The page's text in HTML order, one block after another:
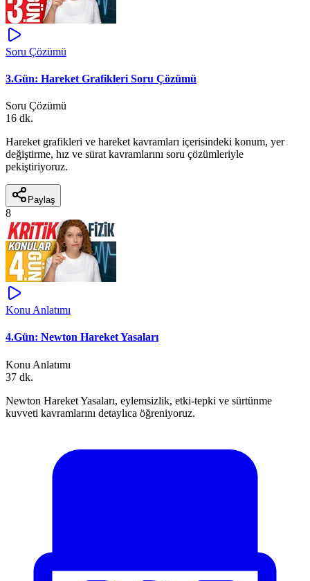
Soru Çözümü
3.Gün: Hareket Grafikleri Soru Çözümü
Soru Çözümü
16 dk.
Hareket grafikleri ve hareket kavramları içerisindeki konum, yer
değiştirme, hız ve sürat kavramlarını soru çözümleriyle
pekiştiriyoruz.
Paylaş
8
Konu Anlatımı
4.Gün: Newton Hareket Yasaları
Konu Anlatımı
37 dk.
Newton Hareket Yasaları, eylemsizlik, etki-tepki ve sürtünme
kuvveti kavramlarını detaylıca öğreniyoruz.